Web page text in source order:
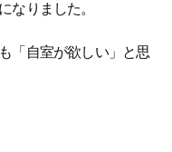
なりました。
「自室が欲しい」と思